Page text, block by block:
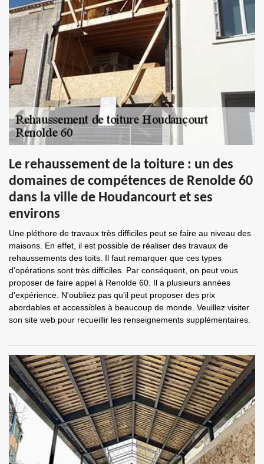
Le rehaussement de la toiture : un des
domaines de compétences de Renolde 60
dans la ville de Houdancourt et ses
environs
Une pléthore de travaux très difficiles peut se faire au niveau des
maisons. En effet, il est possible de réaliser des travaux de
rehaussements des toits. Il faut remarquer que ces types
d'opérations sont très difficiles. Par conséquent, on peut vous
proposer de faire appel à Renolde 60. Il a plusieurs années
d'expérience. N'oubliez pas qu'il peut proposer des prix
abordables et accessibles à beaucoup de monde. Veuillez visiter
son site web pour recueillir les renseignements supplémentaires.